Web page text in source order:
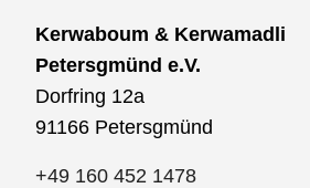
Kerwaboum & Kerwamadli
Petersgmünd e.V.
Dorfring 12a
91166 Petersgmünd
+49 160 452 1478